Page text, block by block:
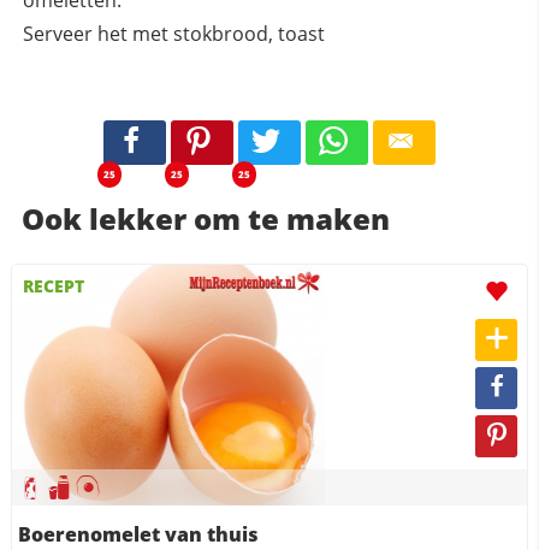
Serveer het met stokbrood, toast
25 25 25
Ook lekker om te maken
RECEPT
Boerenomelet van thuis